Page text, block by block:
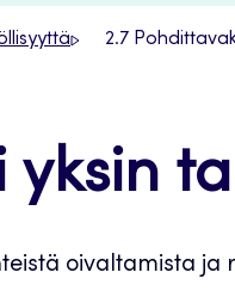
2.7
yksin
oivaltamista ja